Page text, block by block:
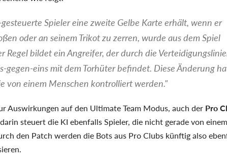
Spieler eine zweite Gelbe Karte erhält, wenn er
oder an seinem Trikot zu zerren, wurde aus dem Spiel
Regel bildet ein Angreifer, der durch die
gegen-eins mit dem Torhüter befindet. Diese Änderung
von einem Menschen kontrolliert werden."
Auswirkungen auf den Ultimate Team Modus, auch der Pro
steuert die KI ebenfalls Spieler, die nicht gerade von einem
den Patch werden die Bots aus Pro Clubs künftig also